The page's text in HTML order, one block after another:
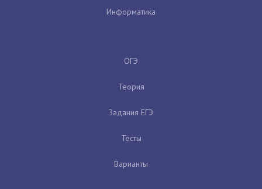
Информатика
ОГЭ
Теория
Задания ЕГЭ
Тесты
Варианты